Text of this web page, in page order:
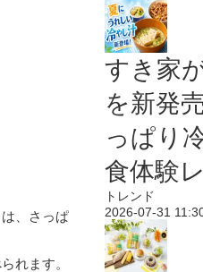
、さっぱ
れます。
すき家
を新発
っぱり
食体験
トレンド
2026-07-31